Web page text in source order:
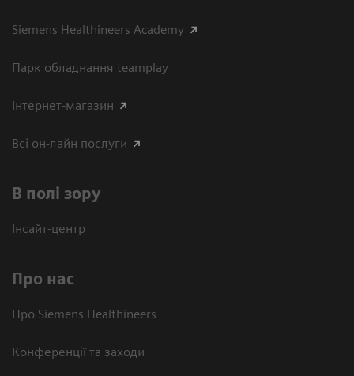
Siemens Healthineers Academy
Парк обладнання teamplay
Інтернет-магазин
Всі он-лайн послуги
В полі зору
Інсайт-центр
Про нас
Про Siemens Healthineers
Конференції та заходи